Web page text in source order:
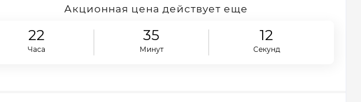
Акционная цена действует еще
22
Часа
35
Минут
11
Секунд